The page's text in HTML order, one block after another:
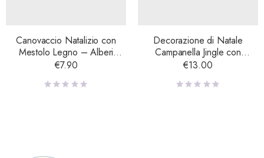
Canovaccio Natalizio con
Mestolo Legno – Alberi
Natale
€7.90
Decorazione di Natale
Campanella Jingle con
Uccellino Rosso
€13.00